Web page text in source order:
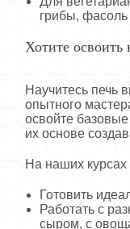
грибы, фасоль
Хотите
Научитесь печь
опытного
освойте
их основе
На наших курсах
Готовить
Работать с
сыром, с